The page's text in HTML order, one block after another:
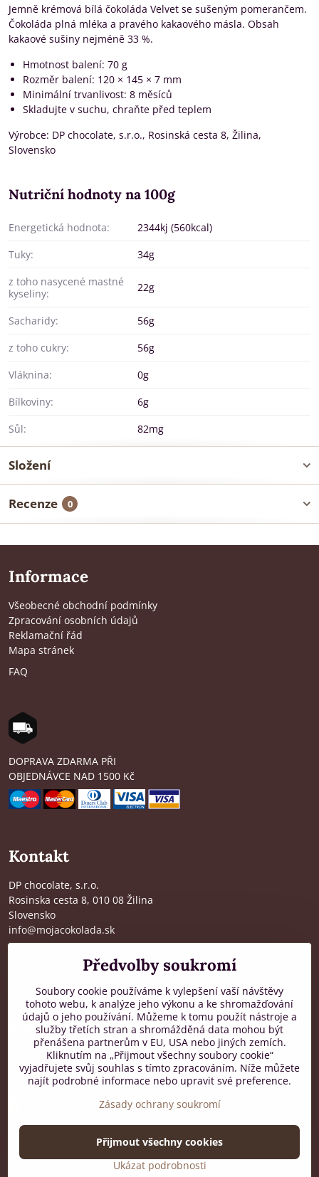
Jemně krémová bílá čokoláda Velvet se sušeným pomerančem.
Čokoláda plná mléka a pravého kakaového másla. Obsah
kakaové sušiny nejméně 33 %.
Hmotnost balení: 70 g
Rozměr balení: 120 × 145 × 7 mm
Minimální trvanlivost: 8 měsíců
Skladujte v suchu, chraňte před teplem
Výrobce: DP chocolate, s.r.o., Rosinská cesta 8, Žilina,
Slovensko
Nutriční hodnoty na 100g
Energetická hodnota:
2344kj (560kcal)
Tuky:
34g
z toho nasycené mastné
kyseliny:
22g
Sacharidy:
56g
z toho cukry:
56g
Vláknina:
0g
Bílkoviny:
6g
Sůl:
82mg
Složení
Recenze 0
Informace
Všeobecné obchodní podmínky
Zpracování osobních údajů
Reklamační řád
Mapa stránek
FAQ
DOPRAVA ZDARMA PŘI
OBJEDNÁVCE NAD 1500 Kč
Kontakt
DP chocolate, s.r.o.
Rosinska cesta 8, 010 08 Žilina
Slovensko
info@mojacokolada.sk
Kde nás najdete
Zákaznická podpora
od 8:00 do 16:00, PO-PÁ
+421 917 436 795
©2026CopyrightPředvolby soukromíZásady ochrany soukromí
Předvolby soukromí
Soubory cookie používáme k vylepšení vaší návštěvy
tohoto webu, k analýze jeho výkonu a ke shromažďování
údajů o jeho používání. Můžeme k tomu použít nástroje a
služby třetích stran a shromážděná data mohou být
přenášena partnerům v EU, USA nebo jiných zemích.
Kliknutím na „Přijmout všechny soubory cookie“
vyjadřujete svůj souhlas s tímto zpracováním. Níže můžete
najít podrobné informace nebo upravit své preference.
Zásady ochrany soukromí
Ukázat podrobnosti
Přijmout všechny cookies